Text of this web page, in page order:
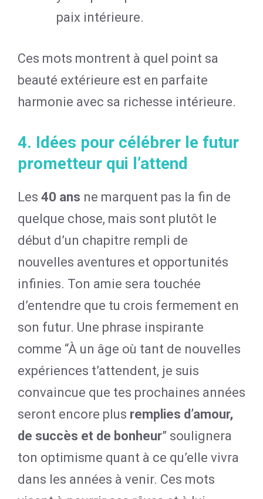
paix intérieure.
Ces mots montrent à quel point sa
beauté extérieure est en parfaite
harmonie avec sa richesse intérieure.
4. Idées pour célébrer le futur
prometteur qui l’attend
Les 40 ans ne marquent pas la fin de
quelque chose, mais sont plutôt le
début d’un chapitre rempli de
nouvelles aventures et opportunités
infinies. Ton amie sera touchée
d’entendre que tu crois fermement en
son futur. Une phrase inspirante
comme “À un âge où tant de nouvelles
expériences t’attendent, je suis
convaincue que tes prochaines années
seront encore plus remplies d’amour,
de succès et de bonheur” soulignera
ton optimisme quant à ce qu’elle vivra
dans les années à venir. Ces mots